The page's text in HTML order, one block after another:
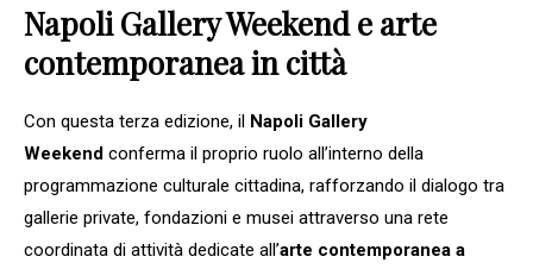
Napoli Gallery Weekend e arte
contemporanea in città
Con questa terza edizione, il Napoli Gallery
Weekend conferma il proprio ruolo all’interno della
programmazione culturale cittadina, rafforzando il dialogo tra
gallerie private, fondazioni e musei attraverso una rete
coordinata di attività dedicate all’arte contemporanea a